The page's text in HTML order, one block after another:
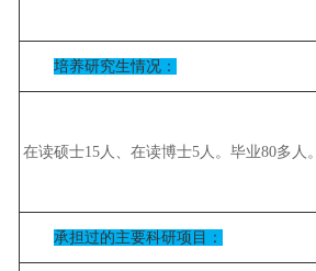
培养研究生情况：
在读硕士15人、在读博士5人。毕业80多人。
承担过的主要科研项目：